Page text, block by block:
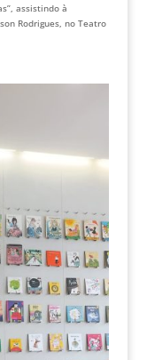
assistindo à
Rodrigues, no Teatro